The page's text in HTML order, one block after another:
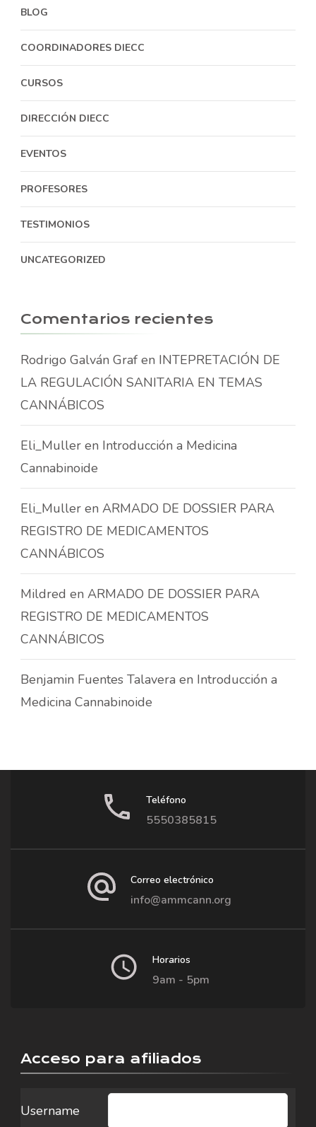
BLOG
COORDINADORES DIECC
CURSOS
DIRECCIÓN DIECC
EVENTOS
PROFESORES
TESTIMONIOS
UNCATEGORIZED
Comentarios recientes
Rodrigo Galván Graf en INTEPRETACIÓN DE
LA REGULACIÓN SANITARIA EN TEMAS
CANNÁBICOS
Eli_Muller en Introducción a Medicina
Cannabinoide
Eli_Muller en ARMADO DE DOSSIER PARA
REGISTRO DE MEDICAMENTOS
CANNÁBICOS
Mildred en ARMADO DE DOSSIER PARA
REGISTRO DE MEDICAMENTOS
CANNÁBICOS
Benjamin Fuentes Talavera en Introducción a
Medicina Cannabinoide
Teléfono
5550385815
Correo electrónico
info@ammcann.org
Horarios
9am - 5pm
Acceso para afiliados
Username